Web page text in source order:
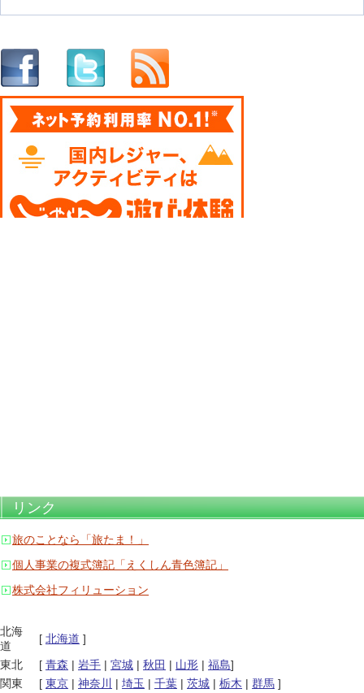
リンク
旅のことなら「旅たま！」
個人事業の複式簿記「えくしん青色簿記」
株式会社フィリューション
北海
道
[ 北海道 ]
東北
[ 青森 | 岩手 | 宮城 | 秋田 | 山形 | 福島]
関東
[ 東京 | 神奈川 | 埼玉 | 千葉 | 茨城 | 栃木 | 群馬 ]